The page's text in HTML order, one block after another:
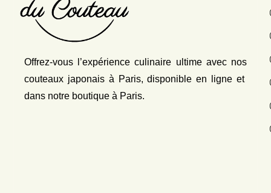
Offrez-vous l’expérience culinaire ultime avec nos
couteaux japonais à Paris, disponible en ligne et
dans notre boutique à Paris.